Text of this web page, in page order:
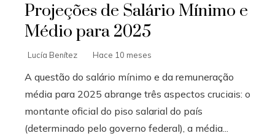
Projeções de Salário Mínimo e
Médio para 2025
Lucía Benítez Hace 10 meses
A questão do salário mínimo e da remuneração
média para 2025 abrange três aspectos cruciais: o
montante oficial do piso salarial do país
(determinado pelo governo federal), a média...